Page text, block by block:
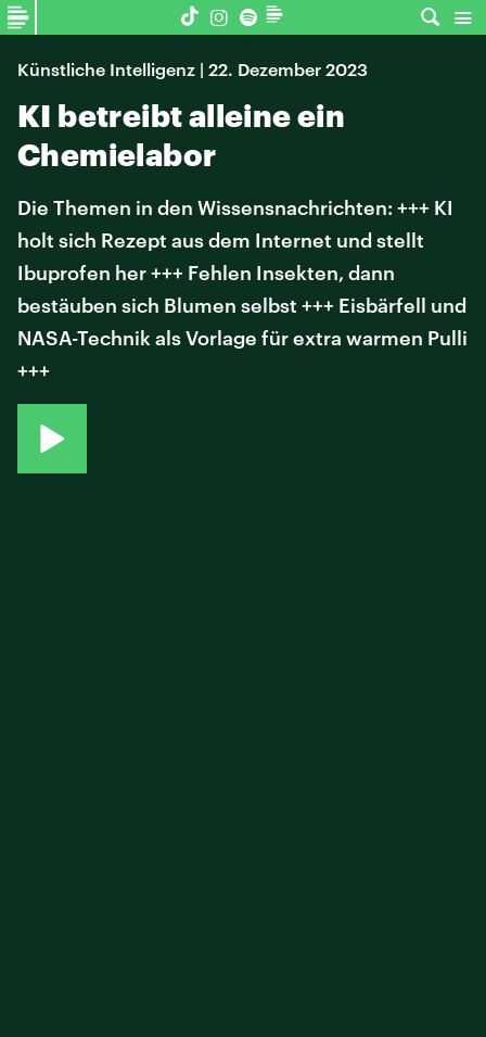
Künstliche Intelligenz | 22. Dezember 2023
KI betreibt alleine ein
Chemielabor
Die Themen in den Wissensnachrichten: +++ KI
holt sich Rezept aus dem Internet und stellt
Ibuprofen her +++ Fehlen Insekten, dann
bestäuben sich Blumen selbst +++ Eisbärfell und
NASA-Technik als Vorlage für extra warmen Pulli
+++